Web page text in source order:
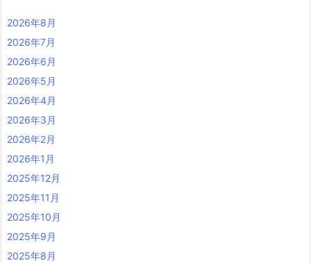
2026年8月
2026年7月
2026年6月
2026年5月
2026年4月
2026年3月
2026年2月
2026年1月
2025年12月
2025年11月
2025年10月
2025年9月
2025年8月